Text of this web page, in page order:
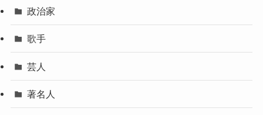
政治家
歌手
芸人
著名人